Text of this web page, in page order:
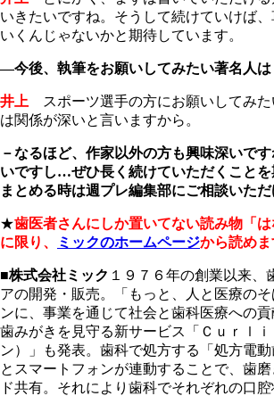
いきたいですね。そうして続けていけば
いくんじゃないかと期待しています。
―今後、執筆をお願いしてみたい著名人は
井上 スポーツ選手の方にお願いしてみ
は関係が深いと言いますから。
－なるほど、作家以外の方も興味深いで
いですし…ぜひ長く続けていただくこと
まとめる時は週プレ編集部にご相談いただ
★歯医者さんにしか置いてない読み物「
に限り、
ミックのホームページから読めま
■株式会社ミック １９７６年の創業以来、
アの開発・販売。「もっと、人と医療の
ンに、事業を通じて社会と歯科医療への
歯みがきを見守る新サービス「Ｃｕｒｌ
ン）」も発表。歯科で処方する「処方電動
とスマートフォンが連動することで、歯
ド共有。それにより歯科でそれぞれの口